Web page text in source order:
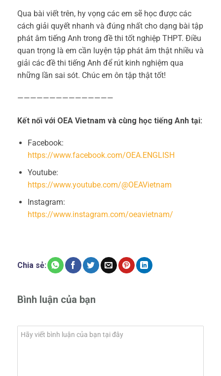
Qua bài viết trên, hy vọng các em sẽ học được các
cách giải quyết nhanh và đúng nhất cho dạng bài tập
phát âm tiếng Anh trong đề thi tốt nghiệp THPT. Điều
quan trọng là em cần luyện tập phát âm thật nhiều và
giải các đề thi tiếng Anh để rút kinh nghiệm qua
những lần sai sót. Chúc em ôn tập thật tốt!
———————————————
Kết nối với OEA Vietnam và cùng học tiếng Anh tại:
Facebook:
https://www.facebook.com/OEA.ENGLISH
Youtube:
https://www.youtube.com/@OEAVietnam
Instagram:
https://www.instagram.com/oeavietnam/
Chia sẻ:
Bình luận của bạn